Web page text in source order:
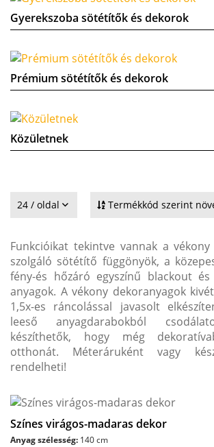
Gyerekszoba sötétítők és dekorok
Prémium sötétítők és dekorok
Közületnek
24 / oldal Termékkód szerint
Funkcióikat tekintve vannak a
szolgáló sötétítő függönyök, a
fény-és hőzáró egyszínű blackout
anyagok. A vékony dekoranyagok
1,5x-es ráncolással javasolt
leeső anyagdarabokból
készíthetők, hogy még
otthonát. Méteráruként vagy
rendelheti!
Színes virágos-madaras dekor
Anyag szélesség: 140 cm